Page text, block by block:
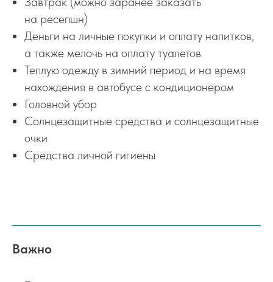
на ресепшн)
Деньги на личные покупки и оплату напитков,
а также мелочь на оплату туалетов
Теплую одежду в зимний период и на время
нахождения в автобусе с кондиционером
Головной убор
Солнцезащитные средства и солнцезащитные
очки
Средства личной гигиены
Важно